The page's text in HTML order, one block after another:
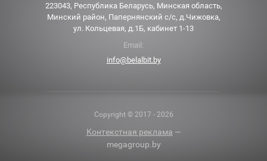
223043, Республика Беларусь, Минская область,
Минский район, Папернянский с/с, д.Чижовка,
ул. Кольцевая, д.1Б, кабинет 1-13
Email:
info@belalbit.by
Copyright © 2017 - 2026
Контекстная реклама —
megagroup.by